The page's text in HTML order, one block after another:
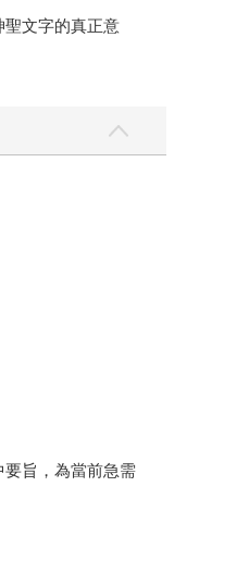
聖文字的真正意
旨，為當前急需